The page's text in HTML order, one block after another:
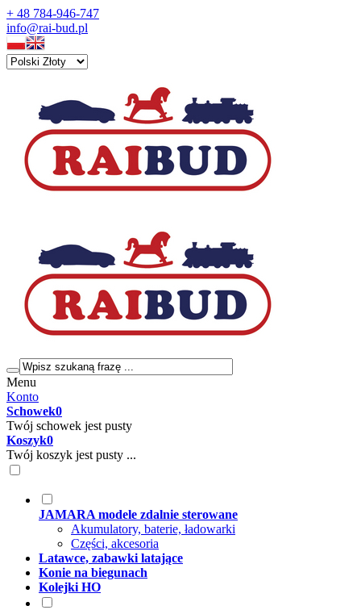
+ 48 784-946-747
info@rai-bud.pl
Menu
Konto
Schowek0
Twój schowek jest pusty
Koszyk0
Twój koszyk jest pusty ...
JAMARA modele zdalnie sterowane
Akumulatory, baterie, ładowarki
Części, akcesoria
Latawce, zabawki latające
Konie na biegunach
Kolejki HO